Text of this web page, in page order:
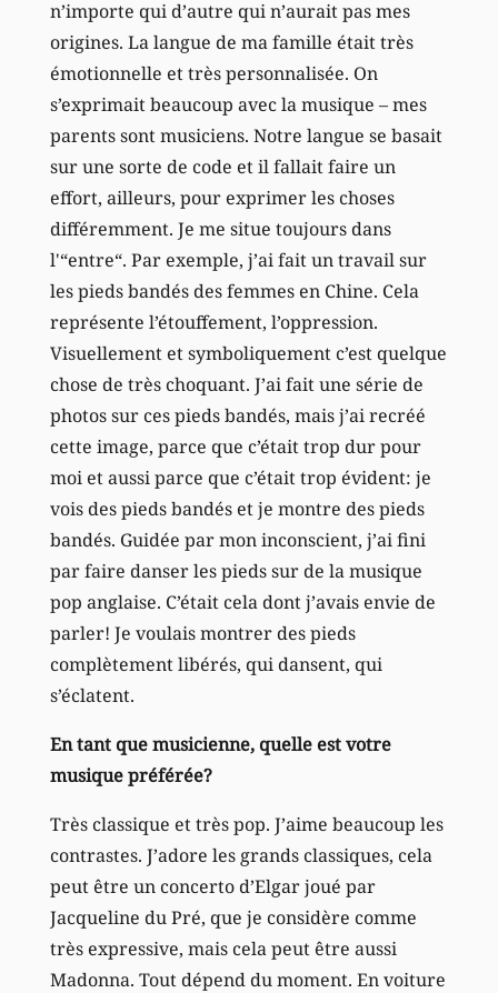
n’importe qui d’autre qui n’aurait pas mes
origines. La langue de ma famille était très
émotionnelle et très personnalisée. On
s’exprimait beaucoup avec la musique – mes
parents sont musiciens. Notre langue se basait
sur une sorte de code et il fallait faire un
effort, ailleurs, pour exprimer les choses
différemment. Je me situe toujours dans
l'“entre“. Par exemple, j’ai fait un travail sur
les pieds bandés des femmes en Chine. Cela
représente l’étouffement, l’oppression.
Visuellement et symboliquement c’est quelque
chose de très choquant. J’ai fait une série de
photos sur ces pieds bandés, mais j’ai recréé
cette image, parce que c’était trop dur pour
moi et aussi parce que c’était trop évident: je
vois des pieds bandés et je montre des pieds
bandés. Guidée par mon inconscient, j’ai fini
par faire danser les pieds sur de la musique
pop anglaise. C’était cela dont j’avais envie de
parler! Je voulais montrer des pieds
complètement libérés, qui dansent, qui
s’éclatent.
En tant que musicienne, quelle est votre
musique préférée?
Très classique et très pop. J’aime beaucoup les
contrastes. J’adore les grands classiques, cela
peut être un concerto d’Elgar joué par
Jacqueline du Pré, que je considère comme
très expressive, mais cela peut être aussi
Madonna. Tout dépend du moment. En voiture